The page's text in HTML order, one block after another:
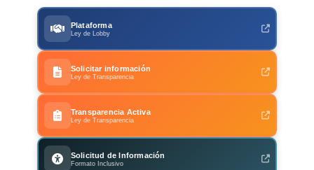
Plataforma
Ley de Lobby
Solicitar información
Ley de Transparencia
Transparencia Activa
Ley de Transparencia
Solicitud de Información
Formato Inclusivo